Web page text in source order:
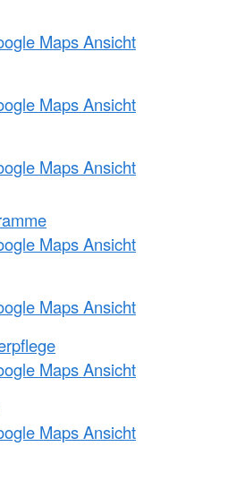
Maps Ansicht
Maps Ansicht
Maps Ansicht
Maps Ansicht
Maps Ansicht
Maps Ansicht
Maps Ansicht